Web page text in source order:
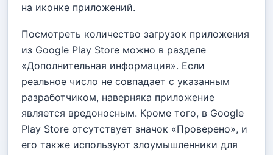
на иконке приложений.
Посмотреть количество загрузок приложения
из Google Play Store можно в разделе
«Дополнительная информация». Если
реальное число не совпадает с указанным
разработчиком, наверняка приложение
является вредоносным. Кроме того, в Google
Play Store отсутствует значок «Проверено», и
его также используют злоумышленники для